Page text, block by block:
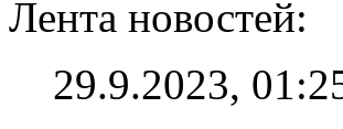
Лента новостей:
29.9.2023,